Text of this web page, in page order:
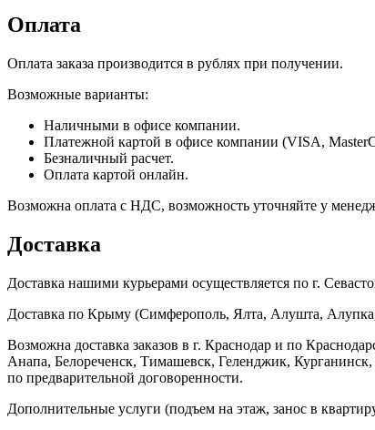
Оплата
Оплата заказа производится в рублях при получении.
Возможные варианты:
Наличными в офисе компании.
Платежной картой в офисе компании (VISA,
Безналичный расчет.
Оплата картой онлайн.
Возможна оплата с НДС, возможность уточняйте у
Доставка
Доставка нашими курьерами осуществляется по г.
Доставка по Крыму (Симферополь, Ялта, Алушта, Алупка,
Возможна доставка заказов в г. Краснодар и по
Анапа, Белореченск, Тимашевск, Геленджик,
по предварительной договоренности.
Дополнительные услуги (подъем на этаж, занос в